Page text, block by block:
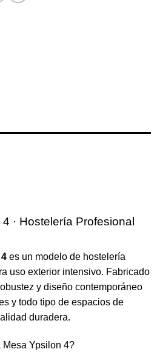
· Hostelería Profesional
es un modelo de hostelería
uso exterior intensivo. Fabricado
y diseño contemporáneo
y todo tipo de espacios de
duradera.
Ypsilon 4?